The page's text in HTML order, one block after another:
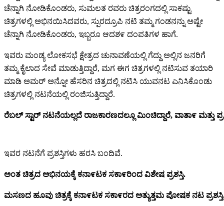
ಚೆನ್ನಾಗಿ ನೋಡಿಕೊಂಡರು, ಸುಮಲತ ರವರು ಚಿತ್ರರಂಗದಲ್ಲಿ ಸಾಕಷ್ಟು
ಚಿತ್ರಗಳಲ್ಲಿ ಅಭಿನಯಿಸಿದವರು, ಸ್ಪುರದ್ರೂಪಿ ನಟಿ ತಮ್ಮ ಗಂಡನನ್ನು ಅಷ್ಟೇ
ಚೆನ್ನಾಗಿ ನೋಡಿಕೊಂಡರು, ಇಬ್ಬರೂ ಆದಶ೯ ದಂಪತಿಗಳ ಹಾಗೆ.
ಇವರು ಮಂಡ್ಯ ಲೋಕಸಭೆ ಕ್ಷೇತ್ರದ ಚುನಾವಣೆಯಲ್ಲಿ ಗೆದ್ದು ಅಲ್ಲಿನ ಜನರಿಗೆ
ತಮ್ಮ ಕೈಲಾದ ಸೇವೆ ಮಾಡುತ್ತಿದ್ದಾರೆ, ಮಗ ಈಗ ಚಿತ್ರಗಳಲ್ಲಿ ನಟಿಸುವ ತಯಾರಿ
ಮಾಡಿ ಅಮರ್ ಅನ್ನೋ ಹೆಸರಿನ ಚಿತ್ರದಲ್ಲಿ ನಟಿಸಿ ಯುವನಟ ಎನಿಸಿಕೊಂಡು
ಚಿತ್ರಗಳಲ್ಲಿ ನಟನೆಯಲ್ಲಿ ರಂಜಿಸುತ್ತಿದ್ದಾರೆ.
ರೆಬಲ್ ಸ್ಟಾರ್ ನಟನೆಯಲ್ಲದೆ ರಾಜಕಾರಣದಲ್ಲೂ ಮಿಂಚಿದ್ದಾರೆ, ವಾತಾ೯
ಇವರ ನಟನೆಗೆ ಪ್ರಶಸ್ತಿಗಳು ಹರಸಿ ಬಂದಿವೆ.
ಅಂತ ಚಿತ್ರದ ಅಭಿನಯಕ್ಕೆ ಕನಾ೯ಟಕ ಸಕಾ೯ರಿಂದ ವಿಶೇಷ ಪ್ರಶಸ್ತಿ.
ಮಸಣದ ಹೂವು ಚಿತ್ರಕ್ಕೆ ಕನಾ೯ಟಕ ಸಕಾ೯ರದ ಅತ್ಯುತ್ತಮ ಪೋಷಕ ನಟ